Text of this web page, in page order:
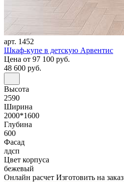
арт. 1452
Шкаф-купе в детскую Арвентис
Цена от 97 100 руб.
48 600 руб.
Высота
2590
Ширина
2000*1600
Глубина
600
Фасад
лдсп
Цвет корпуса
бежевый
Онлайн расчет Изготовить на заказ